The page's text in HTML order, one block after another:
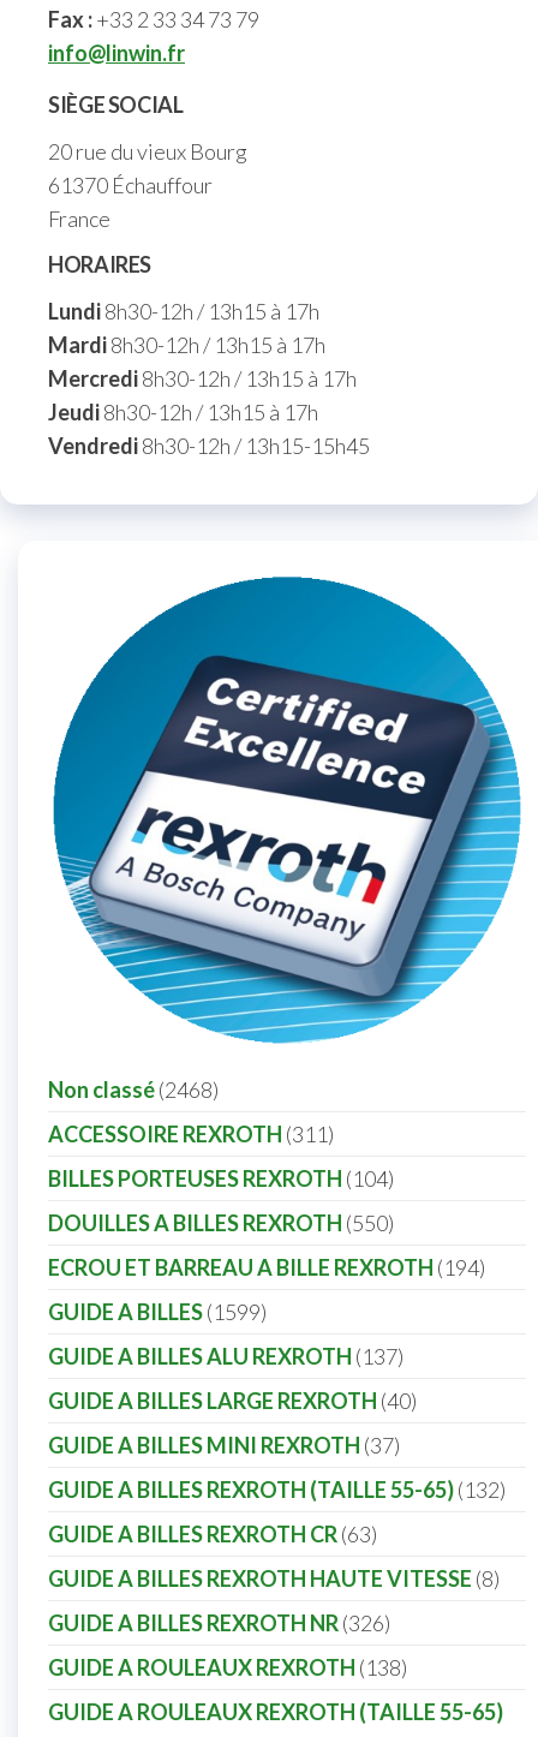
Fax :+33 2 33 34 73 79
info@linwin.fr
SIÈGE SOCIAL
20 rue du vieux Bourg
61370 Échauffour
France
HORAIRES
Lundi8h30-12h / 13h15 à 17h
Mardi8h30-12h / 13h15 à 17h
Mercredi8h30-12h / 13h15 à 17h
Jeudi8h30-12h / 13h15 à 17h
Vendredi8h30-12h / 13h15-15h45
Non classé 2468
ACCESSOIRE REXROTH 311
BILLES PORTEUSES REXROTH 104
DOUILLES A BILLES REXROTH 550
ECROU ET BARREAU A BILLE REXROTH 194
GUIDE A BILLES 1599
GUIDE A BILLES ALU REXROTH 137
GUIDE A BILLES LARGE REXROTH 40
GUIDE A BILLES MINI REXROTH 37
GUIDE A BILLES REXROTH (TAILLE 55-65) 132
GUIDE A BILLES REXROTH CR 63
GUIDE A BILLES REXROTH HAUTE VITESSE 8
GUIDE A BILLES REXROTH NR 326
GUIDE A ROULEAUX REXROTH 138
GUIDE A ROULEAUX REXROTH (TAILLE 55-65)